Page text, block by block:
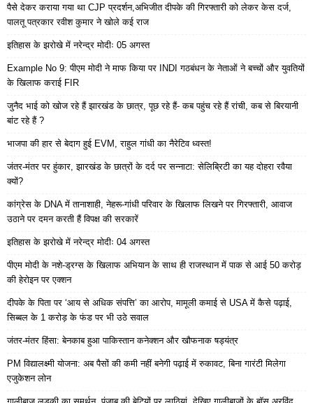
पैसे देकर कराया गया था CJP प्रदर्शन,अभिजीत दीपके की गिरफ्तारी को लेकर केस दर्ज,
पालतू पत्रकार रवीश कुमार ने खोले कई राज
इतिहास के झरोखे में नरेन्द्र मोदीः 05 अगस्त
Example No 9: पीएम मोदी ने माफ किया पर INDI गठबंधन के नेताओं ने बच्चों और युवतियों
के खिलाफ कराई FIR
जुनैद भाई को खोज रहे हैं झारखंड के छात्र, पूछ रहे हैं- कब पहुंच रहे हैं रांची, कब से बिरयानी
बांट रहे हैं ?
भाजपा की हार से बेदाग हुई EVM, राहुल गांधी का नैरेटिव ध्वस्त!
जंतर-मंतर पर हुंकार, झारखंड के छात्रों के दर्द पर सन्नाटा: सेलिब्रिटी का यह दोहरा रवैया
क्यों?
कांग्रेस के DNA में तानाशाही, नेहरू-गांधी परिवार के खिलाफ लिखने पर गिरफ्तारी, आवाज
उठाने पर दमन करती हैं विपक्ष की सरकारें
इतिहास के झरोखे में नरेन्द्र मोदीः 04 अगस्त
पीएम मोदी के नशे-ड्रग्स के खिलाफ अभियान के साथ ही राजस्थान में पाक से आई 50 करोड़
की हेरोइन पर एक्शन
दीपके के पिता पर ‘आय से अधिक संपत्ति’ का आरोप, मामूली कमाई से USA में कैसे पढ़ाई,
सिब्बल के 1 करोड़ के फंड पर भी उठे सवाल
जंतर-मंतर हिंसा: बेनकाब हुआ पाकिस्तान कनेक्शन और खौफनाक षड्यंत्र
PM विद्यालक्ष्मी योजना: अब पैसों की कमी नहीं बनेगी पढ़ाई में रुकावट, बिना गारंटी मिलेगा
एजुकेशन लोन